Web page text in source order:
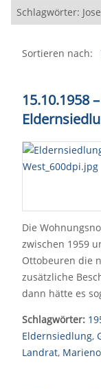
Schlagwörter:
Sortieren nach:
15.10.1958
Die
zwischen 1959
Ottobeuren die
zusätzliche
dann hätte es
Schlagwörter:
Eldernsiedlung,
Landrat,